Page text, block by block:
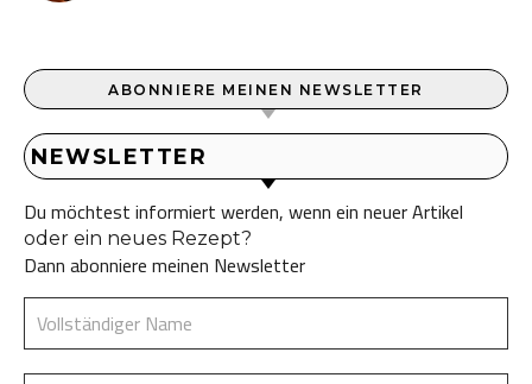
ABONNIERE MEINEN NEWSLETTER
NEWSLETTER
Du möchtest informiert werden, wenn ein neuer Artikel
oder ein neues Rezept?
Dann abonniere meinen Newsletter